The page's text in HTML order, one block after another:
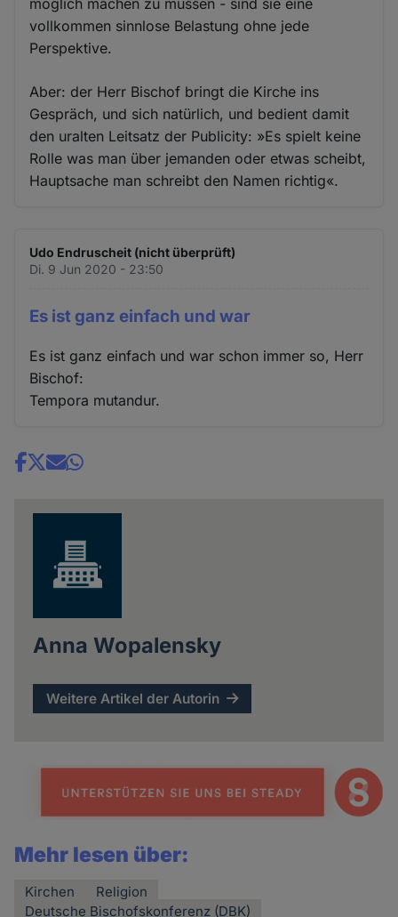
vollkommen sinnlose Belastung ohne jede
Perspektive.
Aber: der Herr Bischof bringt die Kirche ins
Gespräch, und sich natürlich, und bedient damit
den uralten Leitsatz der Publicity: »Es spielt keine
Rolle was man über jemanden oder etwas scheibt,
Hauptsache man schreibt den Namen richtig«.
Udo Endruscheit (nicht überprüft)
Di. 9 Jun 2020 - 23:50
Es ist ganz einfach und war
Es ist ganz einfach und war schon immer so, Herr
Bischof:
Tempora mutandur.
Share
Anna Wopalensky
Weitere Artikel der Autorin
Mehr lesen über:
Kirchen
Religion
Deutsche Bischofskonferenz (DBK)